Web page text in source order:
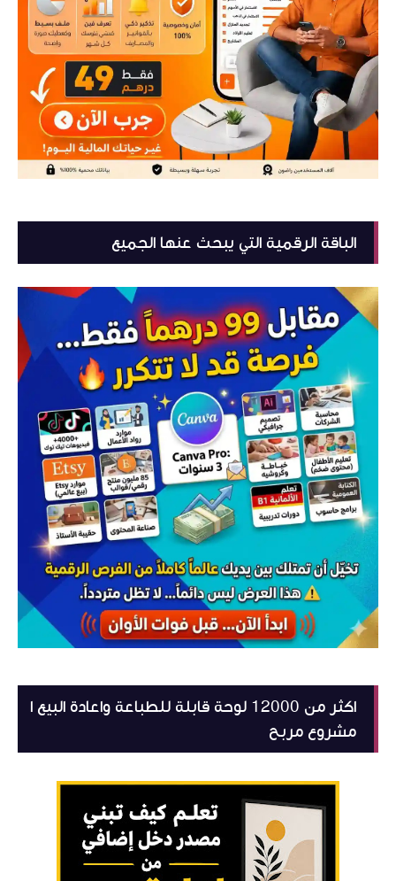
الباقة الرقمية التي يبحث عنها الجميع
اكثر من 12000 لوحة قابلة للطباعة واعادة البيع ا
مشروع مربح